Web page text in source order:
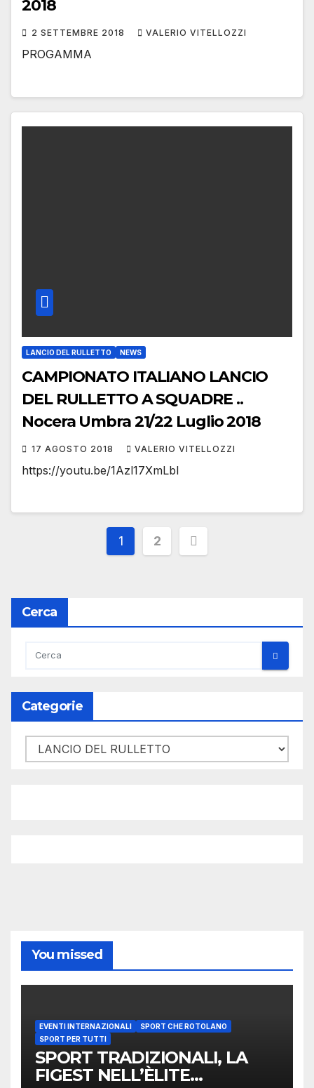
2018
2 SETTEMBRE 2018 VALERIO VITELLOZZI
PROGAMMA
LANCIO DEL RULLETTO NEWS
CAMPIONATO ITALIANO LANCIO
DEL RULLETTO A SQUADRE ..
Nocera Umbra 21/22 Luglio 2018
17 AGOSTO 2018 VALERIO VITELLOZZI
https://youtu.be/1Azl17XmLbI
Paginazione
1 2
Cerca
Categorie
Categorie
You missed
EVENTI INTERNAZIONALI
SPORT CHE ROTOLANO
SPORT PER TUTTI
SPORT TRADIZIONALI, LA
FIGEST NELL’ÈLITE